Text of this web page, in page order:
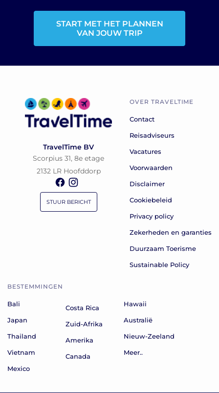
START MET HET PLANNEN
VAN JOUW TRIP
TravelTime BV
Scorpius 31, 8e etage
2132 LR Hoofddorp
STUUR BERICHT
OVER TRAVELTIME
Contact
Reisadviseurs
Vacatures
Voorwaarden
Disclaimer
Cookiebeleid
Privacy policy
Zekerheden en garanties
Duurzaam Toerisme
Sustainable Policy
BESTEMMINGEN
Bali
Japan
Thailand
Vietnam
Mexico
Costa Rica
Zuid-Afrika
Amerika
Canada
Hawaii
Australië
Nieuw-Zeeland
Meer..